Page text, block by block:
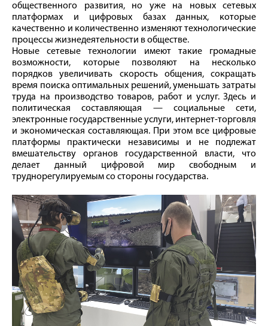
общественного развития, но уже на новых сетевых
платформах и цифровых базах данных, которые
качественно и количественно изменяют технологические
процессы жизнедеятельности в обществе.
Новые сетевые технологии имеют такие громадные
возможности, которые позволяют на несколько
порядков увеличивать скорость общения, сокращать
время поиска оптимальных решений, уменьшать затраты
труда на производство товаров, работ и услуг. Здесь и
политическая составляющая — социальные сети,
электронные государственные услуги, интернет‑торговля
и экономическая составляющая. При этом все цифровые
платформы практически независимы и не подлежат
вмешательству органов государственной власти, что
делает данный цифровой мир свободным и
труднорегулируемым со стороны государства.